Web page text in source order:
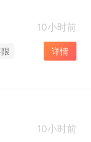
10小时前
详情
10小时前